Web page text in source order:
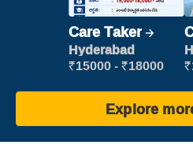
Care Taker
Hyderabad
₹15000 - ₹18000
Explore